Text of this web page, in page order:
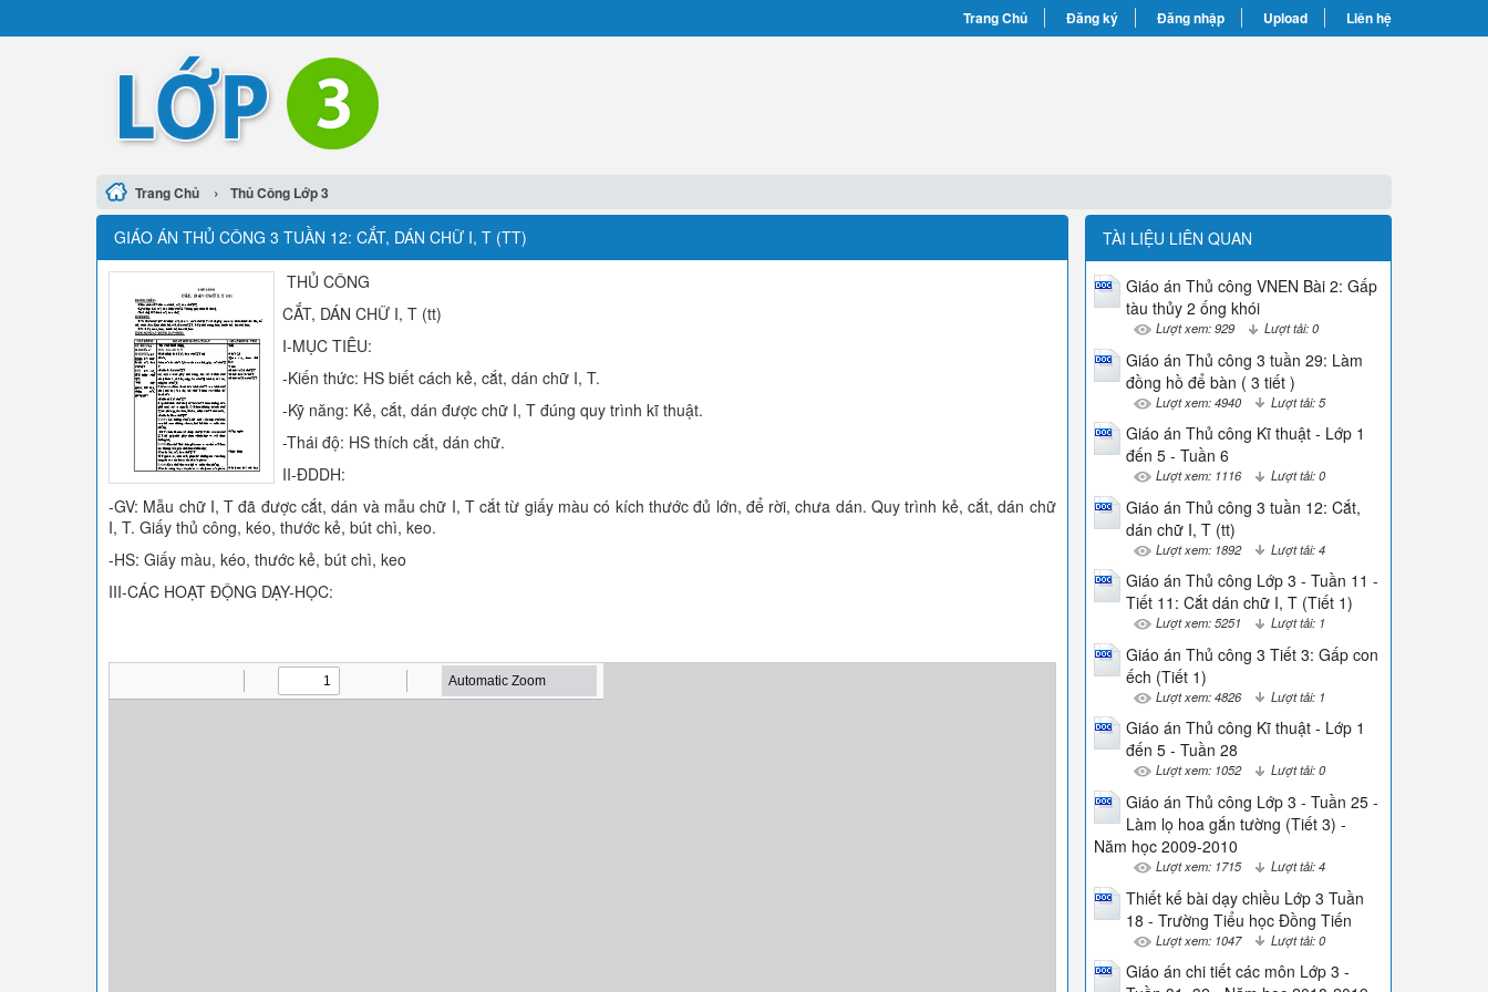
Trang Chủ Đăng ký Đăng nhập Upload Liên hệ
Trang Chủ › Thủ Công Lớp 3
GIÁO ÁN THỦ CÔNG 3 TUẦN 12: CẮT, DÁN CHỮ I, T (TT)
THỦ CÔNG
CẮT, DÁN CHỮ I, T (tt)
I-MỤC TIÊU:
-Kiến thức: HS biết cách kẻ, cắt, dán chữ I, T.
-Kỹ năng: Kẻ, cắt, dán được chữ I, T đúng quy trình kĩ thuật.
-Thái độ: HS thích cắt, dán chữ.
II-ĐDDH:
-GV: Mẫu chữ I, T đã được cắt, dán và mẫu chữ I, T cắt từ giấy màu có kích thước đủ lớn, để rời, chưa dán. Quy trình kẻ, cắt, dán chữ
I, T. Giấy thủ công, kéo, thước kẻ, bút chì, keo.
-HS: Giấy màu, kéo, thước kẻ, bút chì, keo
III-CÁC HOẠT ĐỘNG DẠY-HỌC:
TÀI LIỆU LIÊN QUAN
Giáo án Thủ công VNEN Bài 2: Gấp
tàu thủy 2 ống khói
Lượt xem: 929 Lượt tải: 0
Giáo án Thủ công 3 tuần 29: Làm
đồng hồ để bàn ( 3 tiết )
Lượt xem: 4940 Lượt tải: 5
Giáo án Thủ công Kĩ thuật - Lớp 1
đến 5 - Tuần 6
Lượt xem: 1116 Lượt tải: 0
Giáo án Thủ công 3 tuần 12: Cắt,
dán chữ I, T (tt)
Lượt xem: 1892 Lượt tải: 4
Giáo án Thủ công Lớp 3 - Tuần 11 -
Tiết 11: Cắt dán chữ I, T (Tiết 1)
Lượt xem: 5251 Lượt tải: 1
Giáo án Thủ công 3 Tiết 3: Gấp con
ếch (Tiết 1)
Lượt xem: 4826 Lượt tải: 1
Giáo án Thủ công Kĩ thuật - Lớp 1
đến 5 - Tuần 28
Lượt xem: 1052 Lượt tải: 0
Giáo án Thủ công Lớp 3 - Tuần 25 -
Làm lọ hoa gắn tường (Tiết 3) -
Năm học 2009-2010
Lượt xem: 1715 Lượt tải: 4
Thiết kế bài dạy chiều Lớp 3 Tuần
18 - Trường Tiểu học Đồng Tiến
Lượt xem: 1047 Lượt tải: 0
Giáo án chi tiết các môn Lớp 3 -